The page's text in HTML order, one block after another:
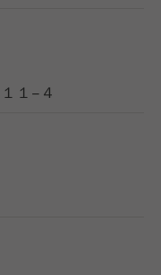
１−４